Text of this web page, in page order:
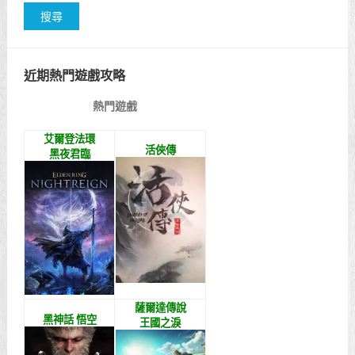
近期熱門遊戲攻略
熱門遊戲
艾爾登法環
黑夜君臨
活俠傳
黑神話 悟空
薩爾達傳說
王國之淚